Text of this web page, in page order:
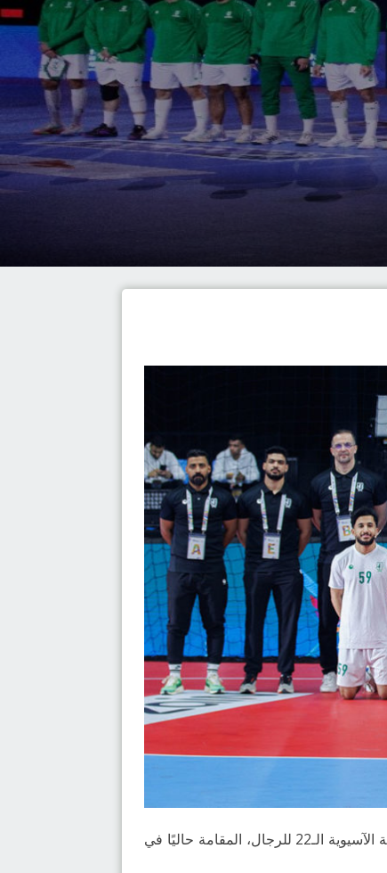
يخوض المنتخب السعودي الأول لكرة اليد، غدًا الجمعة 23 يناير 2026م، مواجهته الثانية في الدور الرئيسي من البطولة الآسيوية الـ22 للرجال، المقامة حاليًا في